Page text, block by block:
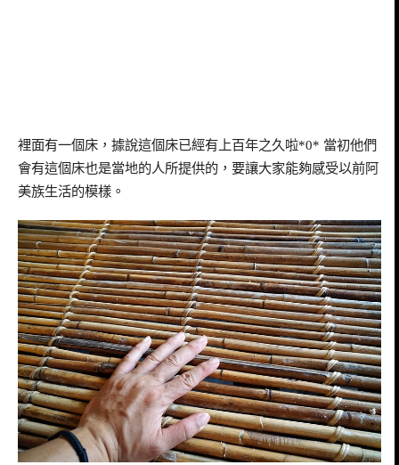
裡面有一個床，據說這個床已經有上百年之久啦*0* 當初他們
會有這個床也是當地的人所提供的，要讓大家能夠感受以前阿
美族生活的模樣。